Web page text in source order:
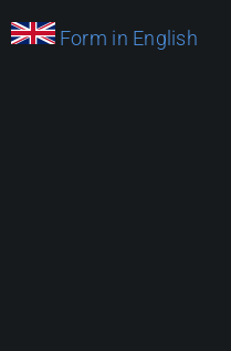
Form in English